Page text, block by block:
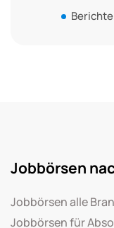
Jobbörsen
Jobbörsen alle
Jobbörsen für